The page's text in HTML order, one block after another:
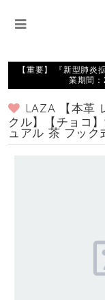
【重要】 『新型肺炎
業期間
LAZA 【本革
クル】【チョコ
ュアル 茶 フック